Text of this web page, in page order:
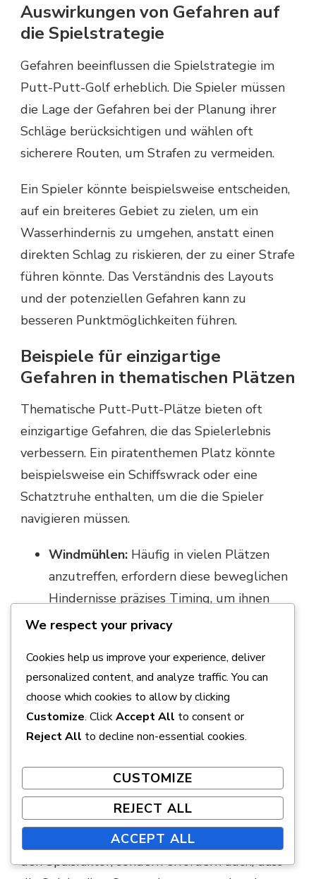
Auswirkungen von Gefahren auf
die Spielstrategie
Gefahren beeinflussen die Spielstrategie im
Putt-Putt-Golf erheblich. Die Spieler müssen
die Lage der Gefahren bei der Planung ihrer
Schläge berücksichtigen und wählen oft
sicherere Routen, um Strafen zu vermeiden.
Ein Spieler könnte beispielsweise entscheiden,
auf ein breiteres Gebiet zu zielen, um ein
Wasserhindernis zu umgehen, anstatt einen
direkten Schlag zu riskieren, der zu einer Strafe
führen könnte. Das Verständnis des Layouts
und der potenziellen Gefahren kann zu
besseren Punktmöglichkeiten führen.
Beispiele für einzigartige
Gefahren in thematischen Plätzen
Thematische Putt-Putt-Plätze bieten oft
einzigartige Gefahren, die das Spielerlebnis
verbessern. Ein piratenthemen Platz könnte
beispielsweise ein Schiffswrack oder eine
Schatztruhe enthalten, um die die Spieler
navigieren müssen.
Windmühlen: Häufig in vielen Plätzen
anzutreffen, erfordern diese beweglichen
Hindernisse präzises Timing, um ihnen
auszuweichen.
Riesige Tiere:Einige Plätze verfügen
über übergroße Kreaturen, die Schläge
blockieren oder Bälle umleiten können.
Interaktive Elemente:Merkmale, die auf
oder Bewegen, fügen eine zusätzliche
Herausforderung hinzu.
Diese einzigartigen Gefahren erhöhen nicht nur
den Spaßfaktor, sondern erfordern auch, dass
We respect your privacy
Cookies help us improve your experience, deliver
personalized content, and analyze traffic. You can
choose which cookies to allow by clicking
Customize. ClickAccept All to consent or
Reject All to decline non-essential cookies.
CUSTOMIZE
REJECT ALL
ACCEPT ALL